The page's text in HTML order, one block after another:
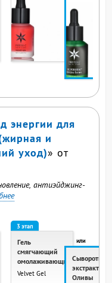
ВЫ СМОТРИТЕ
ПРОДУКТ
энергии для
и
уход)» от
антиэйджинг-
3 этап
Гель
смягчающий
омолаживающий
Velvet Gel
или
Сыворотка с
экстрактом
Оливы